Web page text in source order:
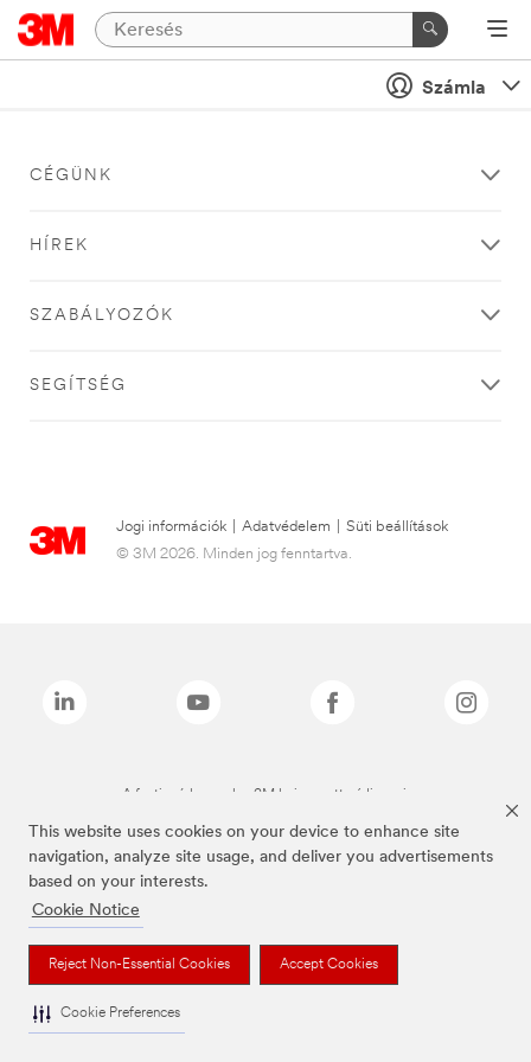
This website uses cookies on your device to enhance site
navigation, analyze site usage, and deliver you advertisements
based on your interests.
Cookie Notice
Reject Non-Essential Cookies Accept Cookies
Cookie Preferences
Számla
CÉGÜNK
HÍREK
SZABÁLYOZÓK
SEGÍTSÉG
Jogi információk Adatvédelem
Süti beállítások
© 3M 2026. Minden jog fenntartva.
A fenti márkanevek a 3M bejegyzett védjegyei.